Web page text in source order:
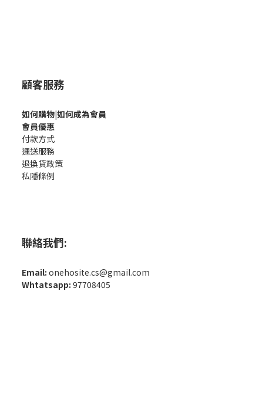
顧客服務
如何購物|如何成為會員
會員優惠
付款方式
運送服務
退換貨政策
私隱條例
聯絡我們:
Email: onehosite.cs@gmail.com
Whtatsapp: 97708405